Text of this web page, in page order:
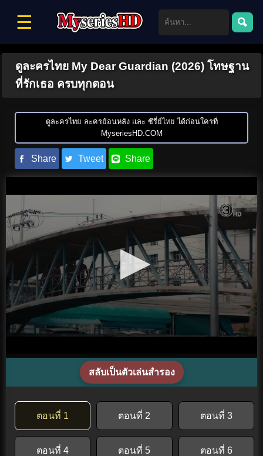
☰
ดูละครไทย My Dear Guardian (2026) โทษฐาน
ที่รักเธอ ครบทุกตอน
ดูละครไทย ละครย้อนหลัง และ ซีรี่ย์ไทย ได้ก่อนใครที่
MyseriesHD.COM
Share Tweet Share
สลับเป็นตัวเล่นสำรอง
ตอนที่ 1 ตอนที่ 2 ตอนที่ 3
ตอนที่ 4 ตอนที่ 5 ตอนที่ 6